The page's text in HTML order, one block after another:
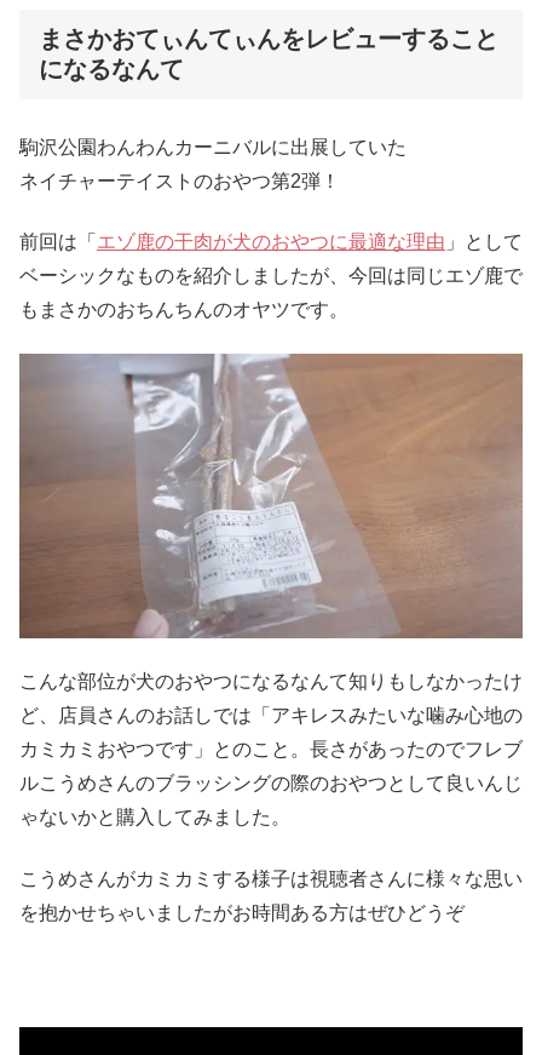
まさかおてぃんてぃんをレビューすること
になるなんて
駒沢公園わんわんカーニバルに出展していた
ネイチャーテイストのおやつ第2弾！
前回は「 エゾ鹿の干肉が犬のおやつに最適な理由 」として
ベーシックなものを紹介しましたが、今回は同じエゾ鹿で
もまさかのおちんちんのオヤツです。
こんな部位が犬のおやつになるなんて知りもしなかったけ
ど、店員さんのお話しでは「アキレスみたいな噛み心地の
カミカミおやつです」とのこと。長さがあったのでフレブ
ルこうめさんのブラッシングの際のおやつとして良いんじ
ゃないかと購入してみました。
こうめさんがカミカミする様子は視聴者さんに様々な思い
を抱かせちゃいましたがお時間ある方はぜひどうぞ